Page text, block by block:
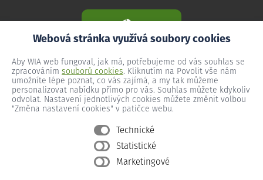
Webová stránka využívá soubory cookies
Aby WIA web fungoval, jak má, potřebujeme od vás souhlas se
zpracováním souborů cookies. Kliknutím na Povolit vše nám
umožníte lépe poznat, co vás zajímá, a my tak můžeme
personalizovat nabídku přímo pro vás. Souhlas můžete kdykoliv
odvolat. Nastavení jednotlivých cookies můžete změnit volbou
"Změna nastavení cookies" v patičce webu.
Technické
Statistické
Marketingové
Všeobecné podmínky
Ochrana osobních údajů